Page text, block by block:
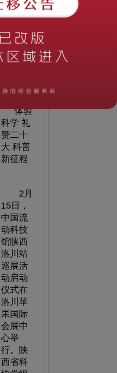
动科技
馆
动
体验
科学 礼
赞二十
大 科普
新征程
2月
15日，
中国流
动科技
馆陕西
洛川站
巡展活
动启动
仪式在
洛川苹
果国际
会展中
心举
行。陕
西省科